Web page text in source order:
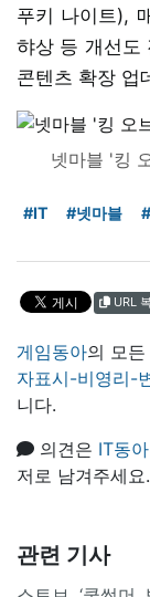
푸키 나이트),
햐상 등 개선도
콘텐츠 확장 업
넷마블 '킹
#IT #넷마블
URL
게임동아의 모
자표시-비영리-
니다.
의견은 IT동
저로 남겨주세요.
관련 기사